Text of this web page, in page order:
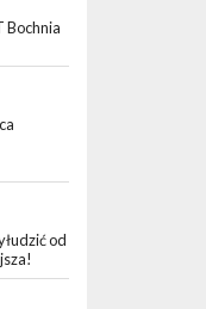
Bochnia
od